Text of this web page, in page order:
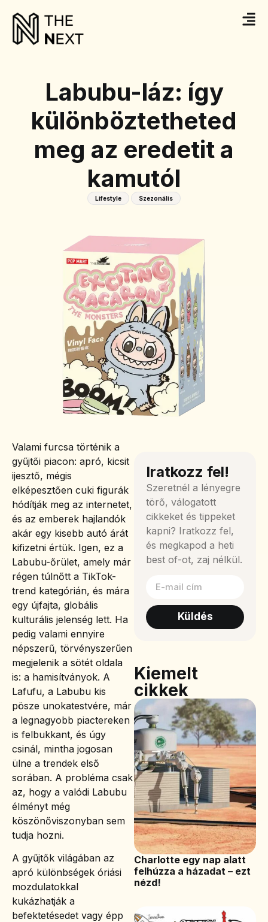
Labubu-láz: így
különböztetheted
meg az eredetit a
kamutól
Lifestyle Szezonális
Valami furcsa történik a
gyűjtői piacon: apró, kicsit
ijesztő, mégis
elképesztően cuki figurák
hódítják meg az internetet,
és az emberek hajlandók
akár egy kisebb autó árát
kifizetni értük. Igen, ez a
Labubu-őrület, amely már
régen túlnőtt a TikTok-
trend kategórián, és mára
egy újfajta, globális
kulturális jelenség lett. Ha
pedig valami ennyire
népszerű, törvényszerűen
megjelenik a sötét oldala
is: a hamisítványok. A
Lafufu, a Labubu kis
pösze unokatestvére, már
a legnagyobb piactereken
is felbukkant, és úgy
csinál, mintha jogosan
ülne a trendek első
sorában. A probléma csak
az, hogy a valódi Labubu
élményt még
köszönőviszonyban sem
tudja hozni.
A gyűjtők világában az
apró különbségek óriási
mozdulatokkal
kukázhatják a
befektetésedet vagy épp
Iratkozz fel!
Szeretnél a lényegre
törő, válogatott
cikkeket és tippeket
kapni? Iratkozz fel,
és megkapod a heti
best of-ot, zaj nélkül.
Küldés
Kiemelt
cikkek
Charlotte egy nap alatt
felhúzza a házadat – ezt
nézd!